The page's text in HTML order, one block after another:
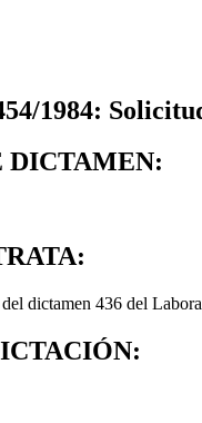
1984:
DICTAMEN:
dictamen 436 del